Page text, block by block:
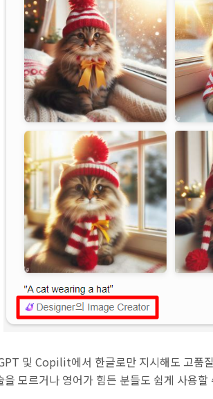
및 Copilit에서 한글로만 지시해도 고품
을 모르거나 영어가 힘든 분들도 쉽게 사용